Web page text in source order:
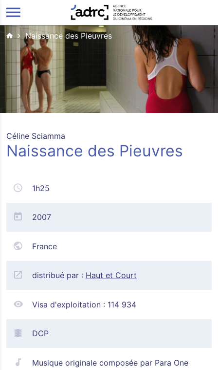
ALLER AU CONTENU PRINCIPAL
Naissance des Pieuvres
Céline Sciamma
Naissance des Pieuvres
1h25
2007
France
distribué par : Haut et Court
Visa d'exploitation : 114 934
DCP
Musique originale composée par Para One